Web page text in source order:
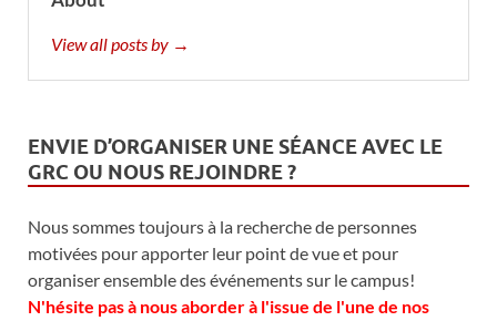
View all posts by →
ENVIE D’ORGANISER UNE SÉANCE AVEC LE
GRC OU NOUS REJOINDRE ?
Nous sommes toujours à la recherche de personnes
motivées pour apporter leur point de vue et pour
organiser ensemble des événements sur le campus!
N'hésite pas à nous aborder à l'issue de l'une de nos